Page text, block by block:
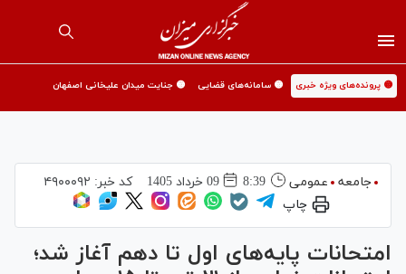
🟡 پرونده‌های ویژه خبری 🟡 سامانه‌های قضایی 🟡 جنایت میدان علیخانی اصفهان
جامعه عمومی 8:39 09 خرداد 1405 کد خبر: ۴۹۰۰۰۹۲
چاپ
امتحانات پایه‌های اول تا دهم آغاز شد؛